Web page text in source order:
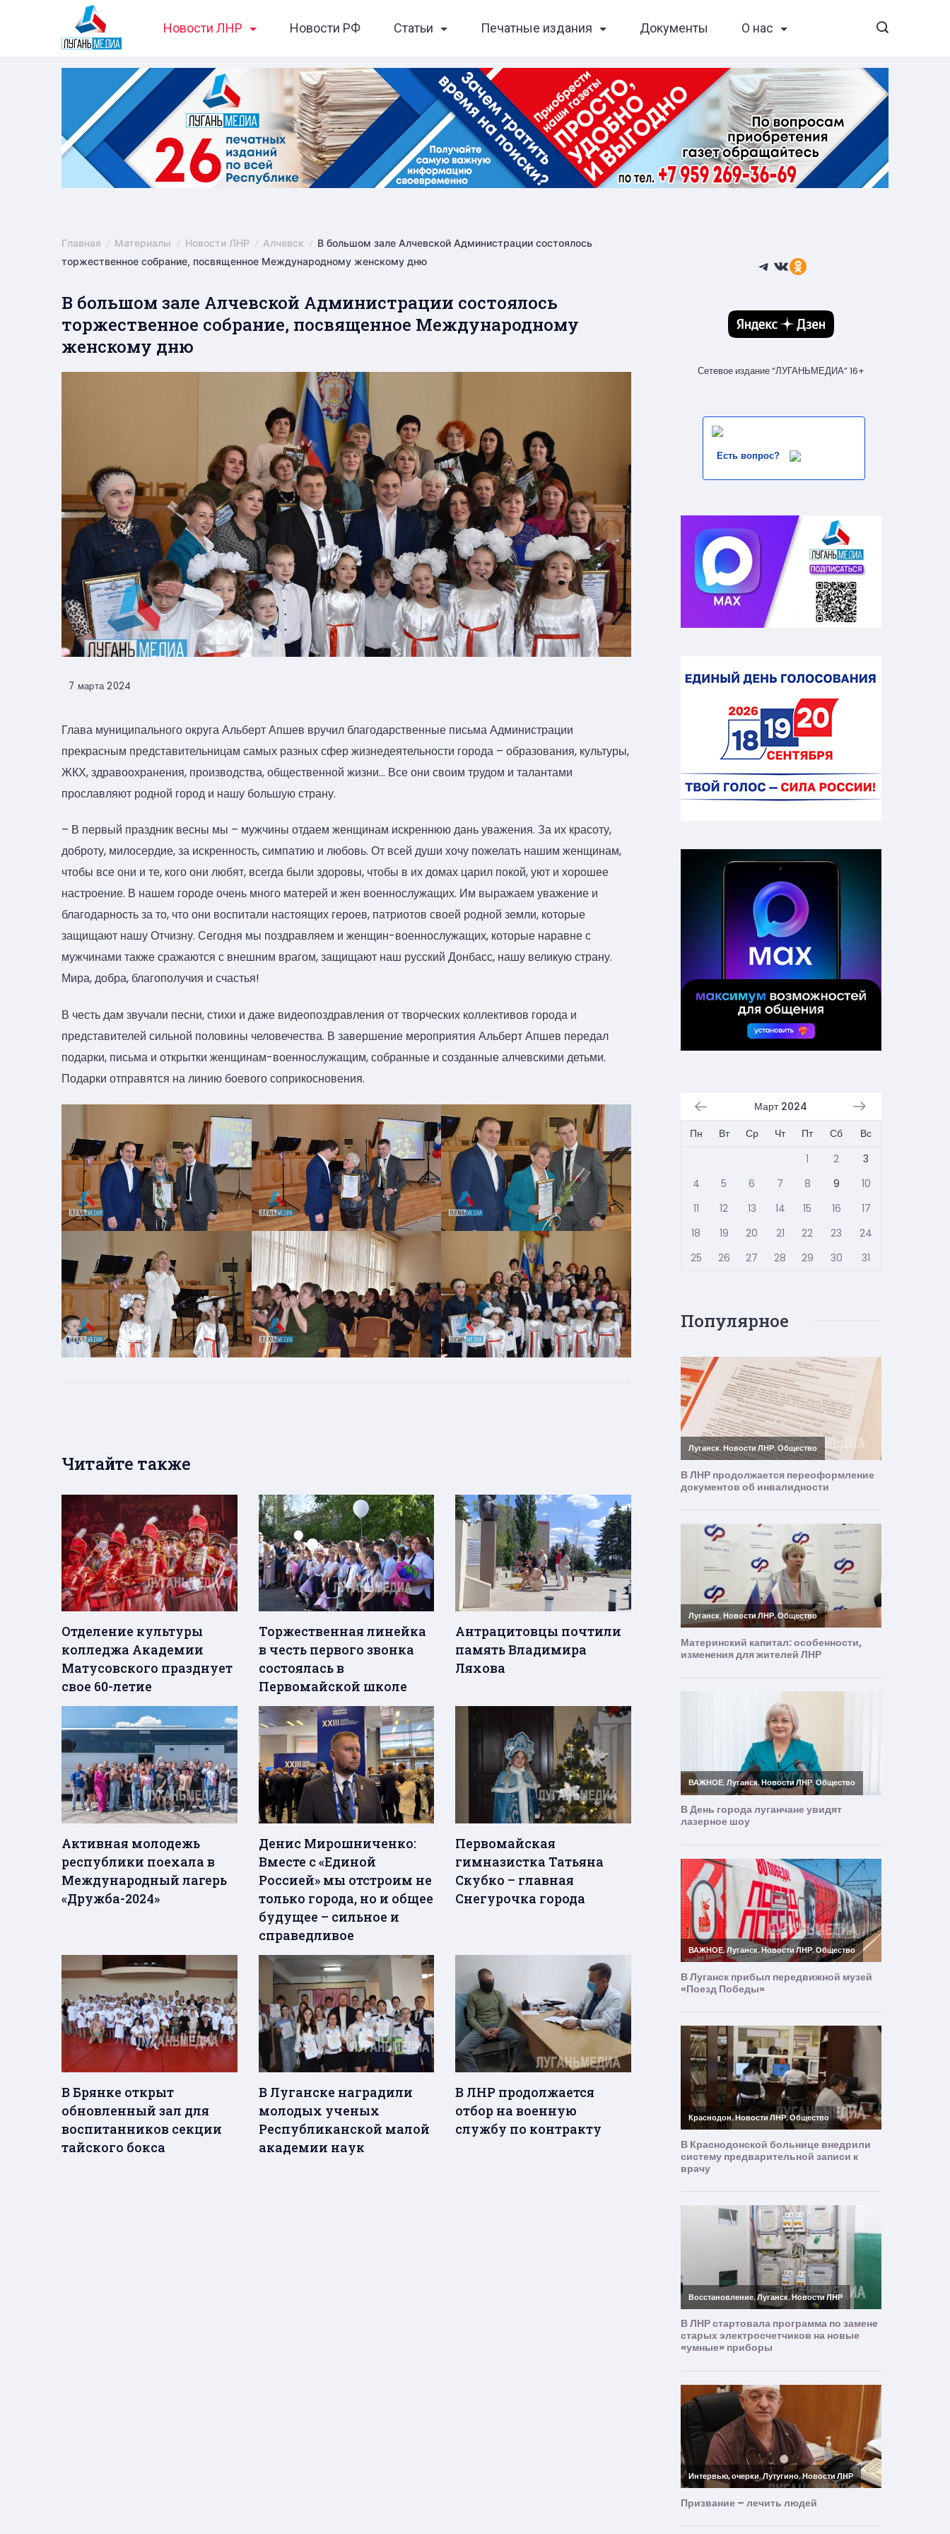
Новости ЛНР Новости РФ Статьи Печатные издания Документы О нас
Главная Материалы Новости ЛНР Алчевск
В большом зале Алчевской Администрации состоялось
торжественное собрание, посвященное Международному женскому дню
В большом зале Алчевской Администрации состоялось
торжественное собрание, посвященное Международному
женскому дню
7 марта 2024
Глава муниципального округа Альберт Апшев вручил благодарственные письма Администрации
прекрасным представительницам самых разных сфер жизнедеятельности города – образования, культуры,
ЖКХ, здравоохранения, производства, общественной жизни… Все они своим трудом и талантами
прославляют родной город и нашу большую страну.
– В первый праздник весны мы – мужчины отдаем женщинам искреннюю дань уважения. За их красоту,
доброту, милосердие, за искренность, симпатию и любовь. От всей души хочу пожелать нашим женщинам,
чтобы все они и те, кого они любят, всегда были здоровы, чтобы в их домах царил покой, уют и хорошее
настроение. В нашем городе очень много матерей и жен военнослужащих. Им выражаем уважение и
благодарность за то, что они воспитали настоящих героев, патриотов своей родной земли, которые
защищают нашу Отчизну. Сегодня мы поздравляем и женщин-военнослужащих, которые наравне с
мужчинами также сражаются с внешним врагом, защищают наш русский Донбасс, нашу великую страну.
Мира, добра, благополучия и счастья!
В честь дам звучали песни, стихи и даже видеопоздравления от творческих коллективов города и
представителей сильной половины человечества. В завершение мероприятия Альберт Апшев передал
подарки, письма и открытки женщинам-военнослужащим, собранные и созданные алчевскими детьми.
Подарки отправятся на линию боевого соприкосновения.
Читайте также
Отделение культуры
колледжа Академии
Матусовского празднует
свое 60-летие
Торжественная линейка
в честь первого звонка
состоялась в
Первомайской школе
Антрацитовцы почтили
память Владимира
Ляхова
Активная молодежь
республики поехала в
Международный лагерь
«Дружба-2024»
Денис Мирошниченко:
Вместе с «Единой
Россией» мы отстроим не
только города, но и общее
будущее – сильное и
справедливое
Первомайская
гимназистка Татьяна
Скубко – главная
Снегурочка города
В Брянке открыт
обновленный зал для
воспитанников секции
тайского бокса
В Луганске наградили
молодых ученых
Республиканской малой
академии наук
В ЛНР продолжается
отбор на военную
службу по контракту
Telegram
ВКонтакте
Ссылка
Сетевое издание “ЛУГАНЬМЕДИА” 16+
Есть вопрос?
Март 2024
Пн
Вт Ср Чт Пт Сб
Вс
1
2
3
4
5 6 7 8 9
10
11
12 13 14 15 16
17
18
19 20 21 22 23
24
25
26 27 28 29 30 31
Популярное